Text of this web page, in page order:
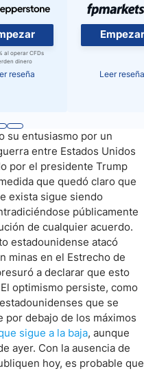
al operar CFDs
dinero
reseña
Empezar
Leer reseña
su entusiasmo por un
entre Estados Unidos
por el presidente Trump
que quedó claro que
exista sigue siendo
públicamente
de cualquier acuerdo.
estadounidense atacó
minas en el Estrecho de
a declarar que esto
optimismo persiste, como
que se
por debajo de los máximos
sigue a la baja, aunque
ayer. Con la ausencia de
hoy, es probable que